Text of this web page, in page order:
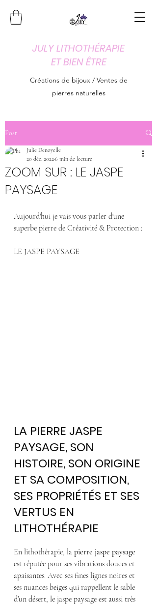
JULY LITHOTHÉRAPIE
ET BIEN ÊTRE
Créations de bijoux / Ventes de
pierres naturelles
Post
ZOOM SUR : LE JASPE
PAYSAGE
Julie Denoyelle
20 déc. 2022 6 min de lecture
Aujourd'hui je vais vous parler d'une
superbe pierre de Créativité & Protection :
LE JASPE PAYSAGE
LA PIERRE JASPE
PAYSAGE, SON
HISTOIRE, SON ORIGINE
ET SA COMPOSITION,
SES PROPRIÉTÉS ET SES
VERTUS EN
LITHOTHÉRAPIE
En lithothérapie, la pierre jaspe paysage
est réputée pour ses vibrations douces et
apaisantes. Avec ses fines lignes noires et
ses nuances beiges qui rappellent le sable
d’un désert, le jaspe paysage est aussi très